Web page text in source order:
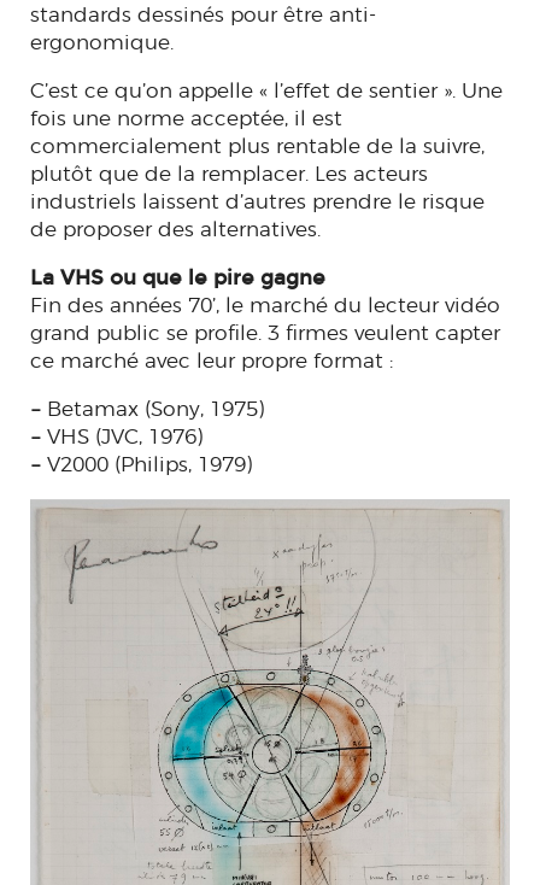
standards dessinés pour être anti-
ergonomique.
C’est ce qu’on appelle « l’effet de sentier ». Une
fois une norme acceptée, il est
commercialement plus rentable de la suivre,
plutôt que de la remplacer. Les acteurs
industriels laissent d’autres prendre le risque
de proposer des alternatives.
La VHS ou que le pire gagne
Fin des années 70’, le marché du lecteur vidéo
grand public se profile. 3 firmes veulent capter
ce marché avec leur propre format :
– Betamax (Sony, 1975)
– VHS (JVC, 1976)
– V2000 (Philips, 1979)